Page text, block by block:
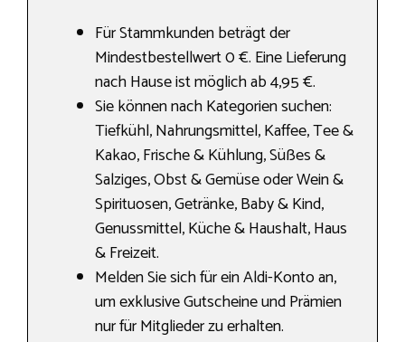
Für Stammkunden beträgt der
Mindestbestellwert 0 €. Eine Lieferung
nach Hause ist möglich ab 4,95 €.
Sie können nach Kategorien suchen:
Tiefkühl, Nahrungs­mittel, Kaffee, Tee &
Kakao, Frische & Kühlung, Süßes &
Salziges, Obst & Gemüse oder Wein &
Spirituosen, Getränke, Baby & Kind,
Genussmittel, Küche & Haushalt, Haus
& Freizeit.
Melden Sie sich für ein Aldi-Konto an,
um exklusive Gutscheine und Prämien
nur für Mitglieder zu erhalten.